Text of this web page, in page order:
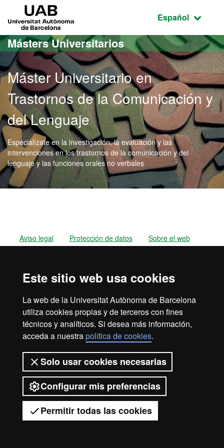
Este sitio web usa cookies
La web de la Universitat Autònoma de Barcelona
utiliza cookies propias y de terceros con fines
técnicos y analíticos. Si desea más información,
acceda a nuestrapolítica de cookies.
Solo usar cookies necesarias
Configurar mis preferencias
Permitir todas las cookies
Acceso al contenido principal
Acceso a la navegación de la página
Idioma
Español
Másters Universitarios
Máster Universitario en
Trastornos de la Comunicación y
del Lenguaje
Especialízate en la investigación, la evaluación y las
intervenciones en los trastornos de la comunicación y del
lenguaje y las funciones orales no verbales
Tienes dudas?
Aviso legal Protección de datos
Sobre el web
2026 Universitat Autònoma de
Barcelona